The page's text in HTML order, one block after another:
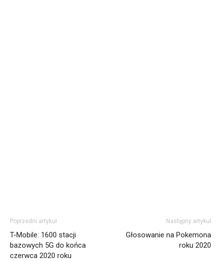
Poprzedni artykuł
T-Mobile: 1600 stacji
bazowych 5G do końca
czerwca 2020 roku
Następny artykuł
Głosowanie na Pokemona
roku 2020